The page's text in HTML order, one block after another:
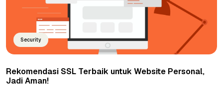
Security
Rekomendasi SSL Terbaik untuk Website Personal,
Jadi Aman!